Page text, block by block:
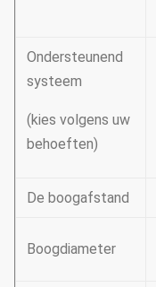
Ondersteunend
systeem
(kies volgens uw
behoeften)
De boogafstand
Boogdiameter